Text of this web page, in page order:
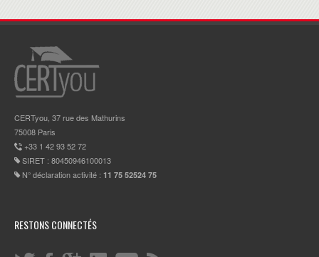
CERTyou, 37 rue des Mathurins
75008 Paris
+33 1 42 93 52 72
SIRET : 80450946100013
N° déclaration activité : 11 75 52524 75
RESTONS CONNECTÉS